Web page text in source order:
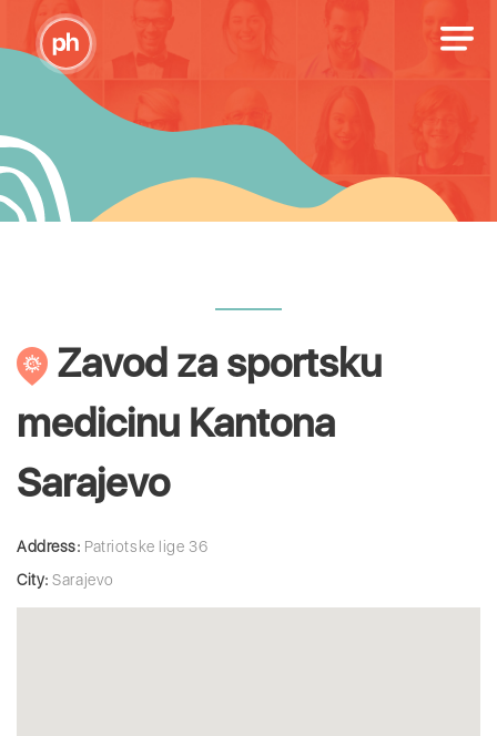
Zavod za sportsku
medicinu Kantona
Sarajevo
Address: Patriotske lige 36
City: Sarajevo